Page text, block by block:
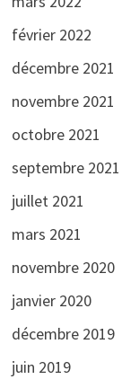
février 2022
décembre 2021
novembre 2021
octobre 2021
septembre 2021
juillet 2021
mars 2021
novembre 2020
janvier 2020
décembre 2019
juin 2019